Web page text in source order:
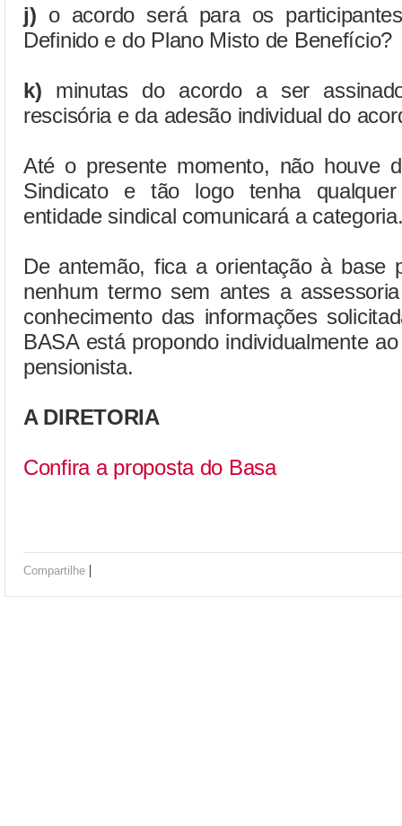
j) o acordo será para os
Definido e do Plano Misto de Benefício?
k) minutas do acordo a ser
rescisória e da adesão individual do
Até o presente momento, não houve
Sindicato e tão logo tenha
entidade sindical comunicará a
De antemão, fica a orientação à base
nenhum termo sem antes a
conhecimento das informações
BASA está propondo individualmente
pensionista.
A DIRETORIA
Confira a proposta do Basa
Compartilhe |